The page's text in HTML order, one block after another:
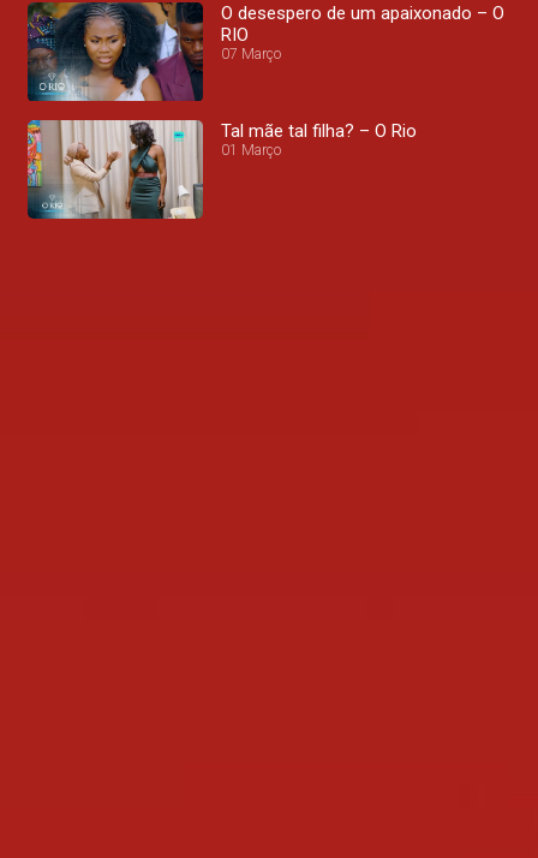
O desespero de um apaixonado – O
RIO
07 Março
Tal mãe tal filha? – O Rio
01 Março